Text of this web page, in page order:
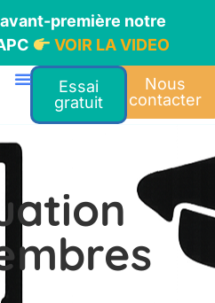
première notre
VOIR LA VIDEO
Nous
contacter
Essai
gratuit